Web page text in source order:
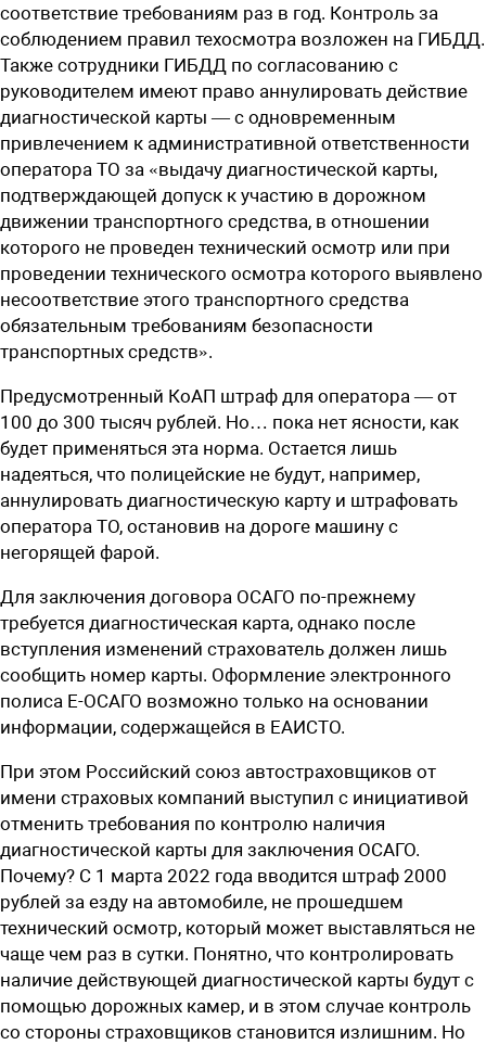
соответствие требованиям раз в год. Контроль за
соблюдением правил техосмотра возложен на ГИБДД.
Также сотрудники ГИБДД по согласованию с
руководителем имеют право аннулировать действие
диагностической карты — с одновременным
привлечением к административной ответственности
оператора ТО за «выдачу диагностической карты,
подтверждающей допуск к участию в дорожном
движении транспортного средства, в отношении
которого не проведен технический осмотр или при
проведении технического осмотра которого выявлено
несоответствие этого транспортного средства
обязательным требованиям безопасности
транспортных средств».
Предусмотренный КоАП штраф для оператора — от
100 до 300 тысяч рублей. Но… пока нет ясности, как
будет применяться эта норма. Остается лишь
надеяться, что полицейские не будут, например,
аннулировать диагностическую карту и штрафовать
оператора ТО, остановив на дороге машину с
негорящей фарой.
Для заключения договора ОСАГО по-прежнему
требуется диагностическая карта, однако после
вступления изменений страхователь должен лишь
сообщить номер карты. Оформление электронного
полиса Е-ОСАГО возможно только на основании
информации, содержащейся в ЕАИСТО.
При этом Российский союз автостраховщиков от
имени страховых компаний выступил с инициативой
отменить требования по контролю наличия
диагностической карты для заключения ОСАГО.
Почему? С 1 марта 2022 года вводится штраф 2000
рублей за езду на автомобиле, не прошедшем
технический осмотр, который может выставляться не
чаще чем раз в сутки. Понятно, что контролировать
наличие действующей диагностической карты будут с
помощью дорожных камер, и в этом случае контроль
со стороны страховщиков становится излишним. Но